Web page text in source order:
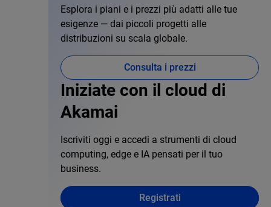
Esplora i piani e i prezzi più adatti alle tue
esigenze — dai piccoli progetti alle
distribuzioni su scala globale.
Consulta i prezzi
Iniziate con il cloud di
Akamai
Iscriviti oggi e accedi a strumenti di cloud
computing, edge e IA pensati per il tuo
business.
Registrati